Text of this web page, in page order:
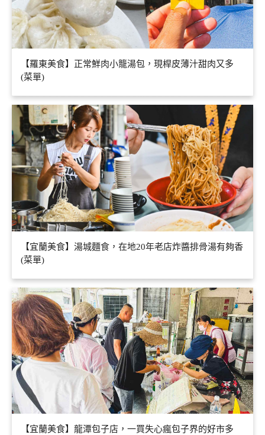
【羅東美食】正常鮮肉小籠湯包，現桿皮薄汁甜肉又多
(菜單)
【宜蘭美食】湯城麵食，在地20年老店炸醬排骨湯有夠香
(菜單)
【宜蘭美食】龍潭包子店，一買失心瘋包子界的好市多